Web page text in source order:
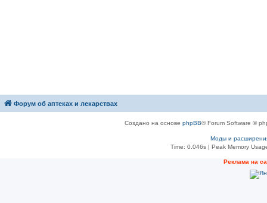
Форум об аптеках и лекарствах
Создано на основе phpBB® Forum Software ©
Моды и
Time: 0.046s| Peak Memory
Рeклама на